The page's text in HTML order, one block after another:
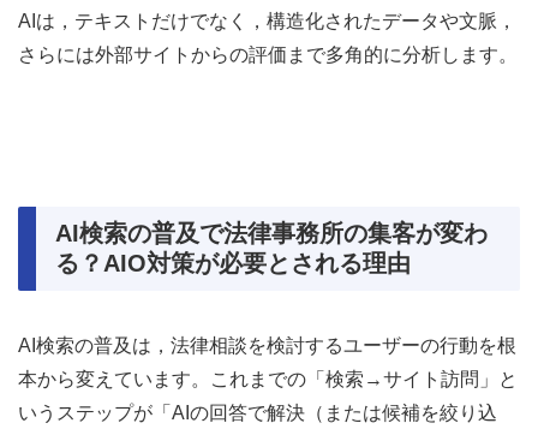
AIは，テキストだけでなく，構造化されたデータや文脈，
さらには外部サイトからの評価まで多角的に分析します。
AI検索の普及で法律事務所の集客が変わ
る？AIO対策が必要とされる理由
AI検索の普及は，法律相談を検討するユーザーの行動を根
本から変えています。これまでの「検索→サイト訪問」と
いうステップが「AIの回答で解決（または候補を絞り込